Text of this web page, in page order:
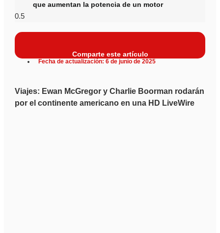
que aumentan la potencia de un motor
Comparte este artículo
Fecha de actualización: 6 de junio de 2025
Viajes: Ewan McGregor y Charlie Boorman rodarán
por el continente americano en una HD LiveWire